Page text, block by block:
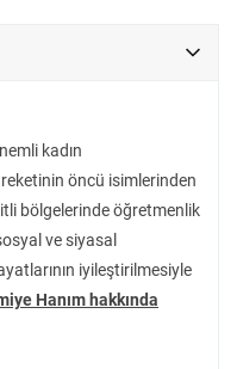
kitabı ekliyoruz. Dönemin
kadrosuyla okura
kadın
öncü isimlerinden
bölgelerinde öğretmenlik
ve siyasal
iyileştirilmesiyle
Hanım hakkında